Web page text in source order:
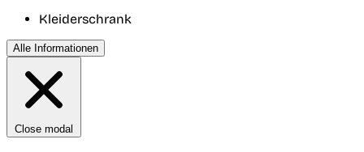
Kleiderschrank
Alle Informationen
Close modal